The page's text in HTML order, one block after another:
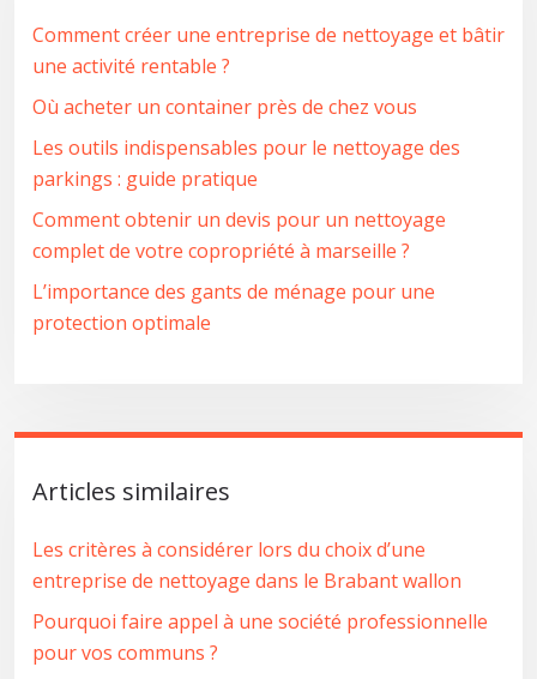
Comment créer une entreprise de nettoyage et bâtir
une activité rentable ?
Où acheter un container près de chez vous
Les outils indispensables pour le nettoyage des
parkings : guide pratique
Comment obtenir un devis pour un nettoyage
complet de votre copropriété à marseille ?
L’importance des gants de ménage pour une
protection optimale
Articles similaires
Les critères à considérer lors du choix d’une
entreprise de nettoyage dans le Brabant wallon
Pourquoi faire appel à une société professionnelle
pour vos communs ?